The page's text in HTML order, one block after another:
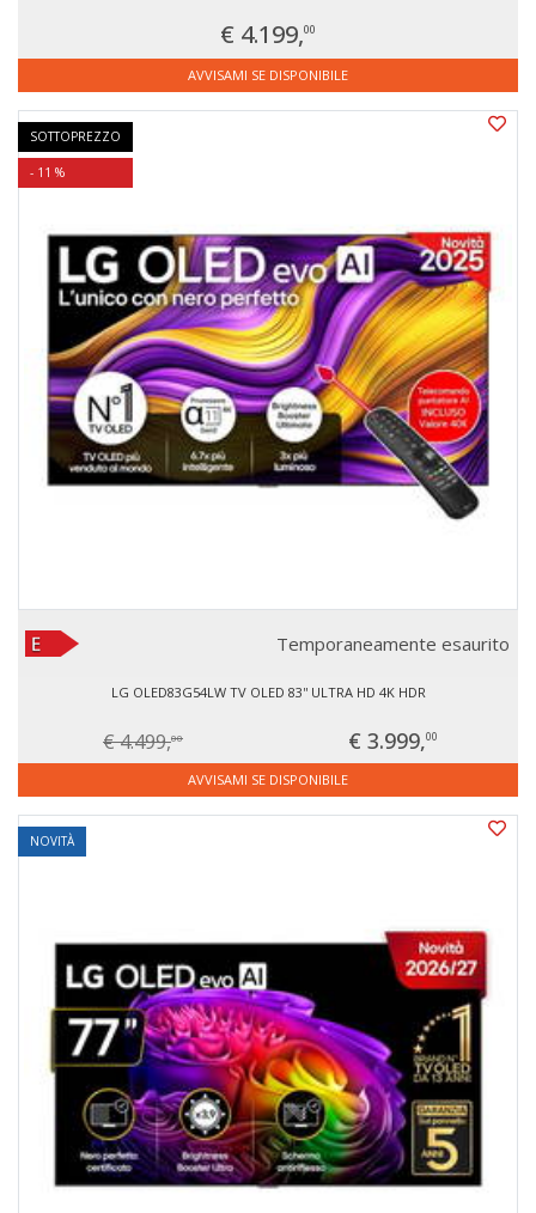
€ 4.199,00
AVVISAMI SE DISPONIBILE
SOTTOPREZZO
- 11 %
Temporaneamente esaurito
LG OLED83G54LW TV OLED 83'' ULTRA HD 4K HDR
€ 4.499,00 € 3.999,00
AVVISAMI SE DISPONIBILE
NOVITÀ